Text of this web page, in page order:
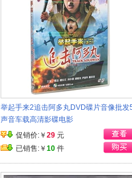
举起手来2追击阿多丸DVD碟片音像批发
声音车载高清影碟电影
促销价:￥ 29 元
已销售:￥ 10 件